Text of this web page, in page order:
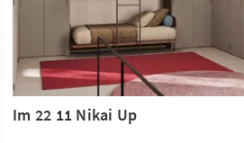
Im 22 11 Nikai Up